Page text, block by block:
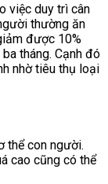
việc duy trì cân
thường ăn
được 10%
tháng. Cạnh đó
nhờ tiêu thụ loại
thể con người.
cao cũng có thể